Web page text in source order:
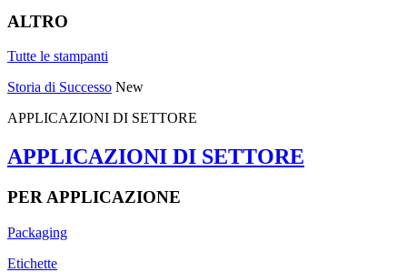
ALTRO
Tutte le stampanti
Storia di Successo New
APPLICAZIONI DI SETTORE
APPLICAZIONI DI SETTORE
PER APPLICAZIONE
Packaging
Etichette